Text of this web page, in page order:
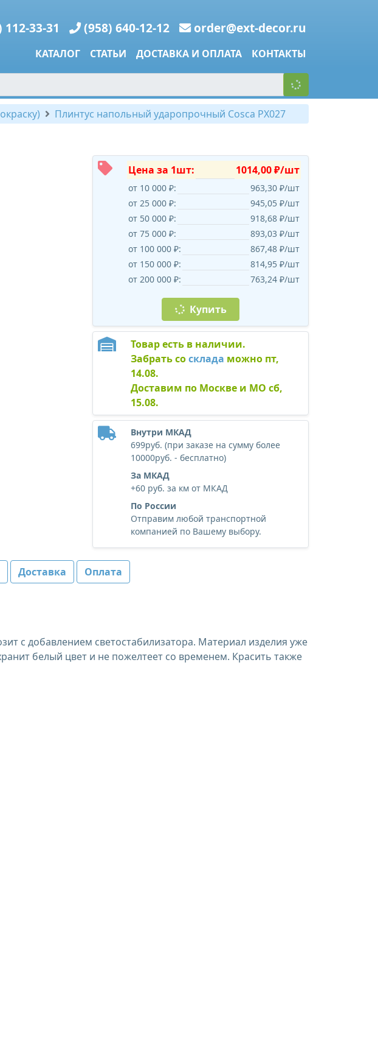
112-33-31 (958) 640-12-12 order@ext-decor.ru
КАТАЛОГ СТАТЬИ ДОСТАВКА И ОПЛАТА КОНТАКТЫ
Плинтус напольный ударопрочный Cosca PX027
Цена за 1шт: 1014,00 ₽/шт
от 10 000 ₽:
963,30 ₽/шт
от 25 000 ₽:
945,05 ₽/шт
от 50 000 ₽:
918,68 ₽/шт
от 75 000 ₽:
893,03 ₽/шт
от 100 000 ₽:
867,48 ₽/шт
от 150 000 ₽:
814,95 ₽/шт
от 200 000 ₽:
763,24 ₽/шт
Купить
Товар есть в наличии.
Забрать сосклада можно пт,
14.08.
Доставим по Москве и МО сб,
15.08.
Внутри МКАД
699руб. (при заказе на сумму более
10000руб. - бесплатно)
За МКАД
+60 руб. за км от МКАД
По России
Отправим любой транспортной
компанией по Вашему выбору.
Доставка Оплата
с добавлением светостабилизатора. Материал изделия уже
белый цвет и не пожелтеет со временем. Красить также